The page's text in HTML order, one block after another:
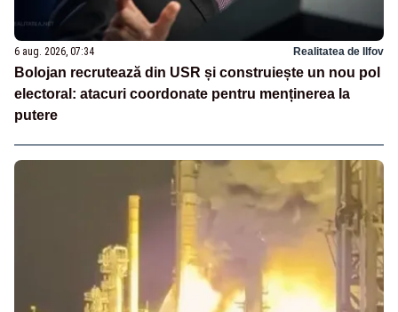
6 aug. 2026, 07:34 Realitatea de Ilfov
Bolojan recrutează din USR și construiește un nou pol
electoral: atacuri coordonate pentru menținerea la
putere